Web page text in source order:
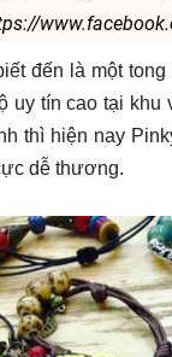
đến là một
uy tín cao tại khu
thì hiện nay
dễ thương.